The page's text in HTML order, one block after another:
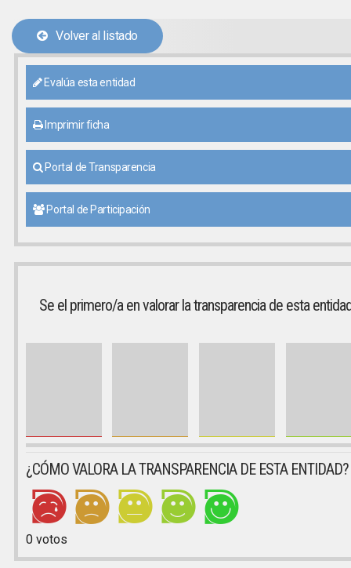
Volver al listado
Evalúa esta entidad
Imprimir ficha
Portal de Transparencia
Portal de Participación
Se el primero/a en valorar la transparencia de esta
¿CÓMO VALORA LA TRANSPARENCIA DE ESTA ENTIDAD?
0votos